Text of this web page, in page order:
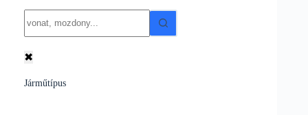
results
✖
Járműtípus